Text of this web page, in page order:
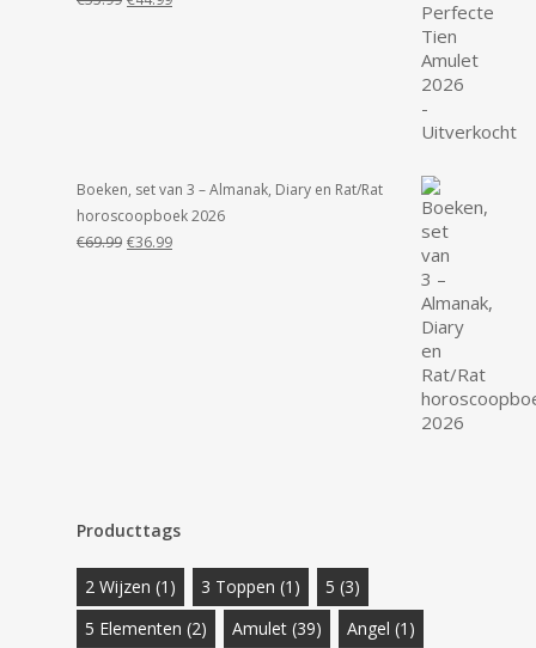
Boeken, set van 3 – Almanak, Diary en Rat/Rat
horoscoopboek 2026
€69.99 Oorspronkelijke
€36.99Huidige
Producttags
2 Wijzen (1) 3 Toppen (1) 5 (3)
5 Elementen (2) Amulet (39) Angel (1)